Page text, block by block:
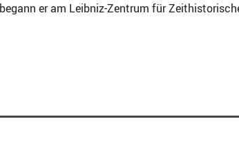
er am Leibniz-Zentrum für